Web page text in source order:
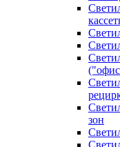
зон